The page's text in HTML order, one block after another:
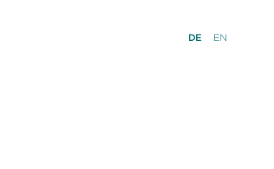
DE EN